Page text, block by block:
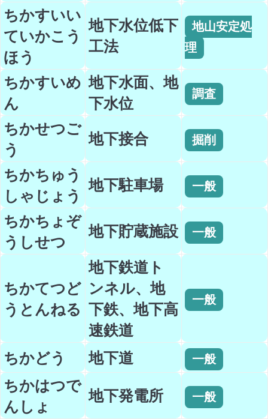
ちかすいい
ていかこう
ほう
地下水位低下
工法
地山安定処
理
ちかすいめ
ん
地下水面、地
下水位
調査
ちかせつご
う
地下接合 掘削
ちかちゅう
しゃじょう
地下駐車場 一般
ちかちょぞ
うしせつ
地下貯蔵施設 一般
ちかてつど
うとんねる
地下鉄道ト
ンネル、地
下鉄、地下高
速鉄道
一般
ちかどう 地下道 一般
ちかはつで
んしょ
地下発電所 一般